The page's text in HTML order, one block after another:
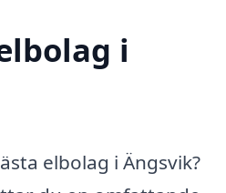
i
elbolag i Ängsvik?